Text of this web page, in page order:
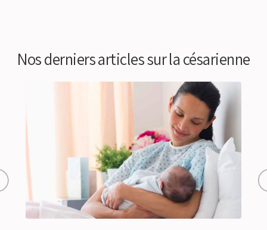
Nos derniers articles sur la césarienne